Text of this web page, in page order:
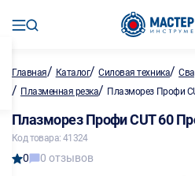
Главная/ Каталог/Силовая техника/
/ Плазменная резка/ Плазморез Профи
Плазморез Профи CUT 60
Код товара: 41324
0 0 отзывов